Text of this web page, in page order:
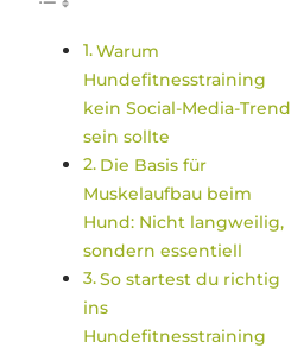
Warum
Hundefitnesstraining
kein Social-Media-Trend
sein sollte
Die Basis für
Muskelaufbau beim
Hund: Nicht langweilig,
sondern essentiell
So startest du richtig
ins
Hundefitnesstraining